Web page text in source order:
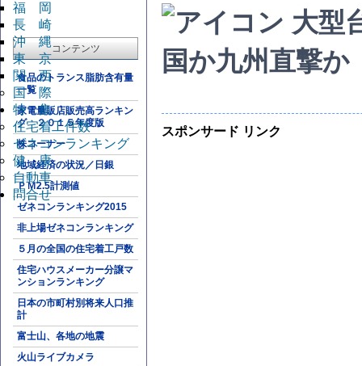
福 岡
長 崎
沖 縄
東 京
関 西
国 際
特 集
住宅着工件数
ゼネコンランキング
健 康
自動車
問合せ
コンテンツ
食品のトランス脂肪含有量
一覧
家電量販店販売高ランキン
グ ２０１５年度版
株コーナー
地域経済の状況／日銀
ＰＭ2.5計測値
ゼネコンランキング2015
非上場ゼネコンランキング
５月の全国の住宅着工戸数
住宅ハウスメーカー分譲マ
ンションランキング
日本の市町村別将来人口推
計
富士山、各地の地震
火山ライブカメラ
大型
国か九州直撃
スポンサード リンク